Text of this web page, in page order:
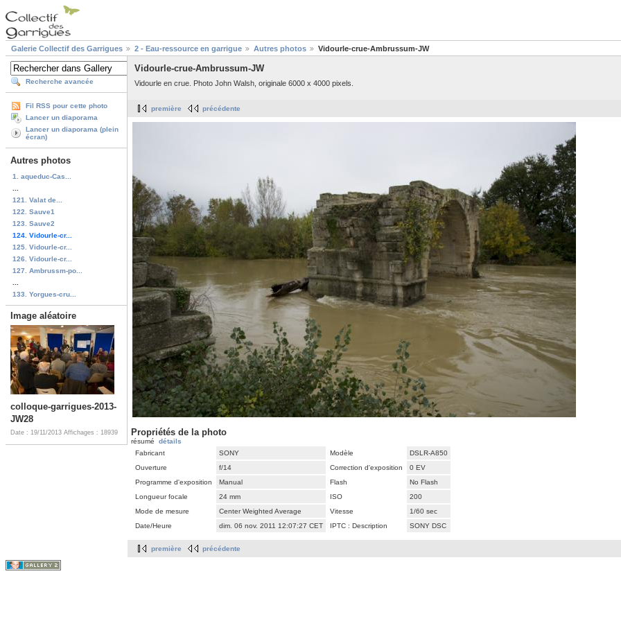
Galerie Collectif des Garrigues 2 - Eau-ressource en garrigue Autres photos Vidourle-crue-Ambrussum-JW
Recherche avancée
Fil RSS pour cette photo
Lancer un diaporama
Lancer un diaporama (plein
écran)
Autres photos
1. aqueduc-Cas...
121. Valat de...
122. Sauve1
123. Sauve2
124. Vidourle-cr...
125. Vidourle-cr...
126. Vidourle-cr...
127. Ambrussm-po...
133. Yorgues-cru...
Image aléatoire
colloque-garrigues-2013-
JW28
Date : 19/11/2013 Affichages : 18939
Vidourle-crue-Ambrussum-JW
Vidourle en crue. Photo John Walsh, originale 6000 x 4000 pixels.
première précédente
Propriétés de la photo
résumé détails
Fabricant
SONY Modèle
DSLR-A850
Ouverture
f/14 Correction d'exposition
0 EV
Programme d'exposition
Manual Flash
No Flash
Longueur focale
24 mm ISO
200
Mode de mesure
Center Weighted Average Vitesse
1/60 sec
Date/Heure
dim. 06 nov. 2011 12:07:27 CET IPTC : Description SONY DSC
première précédente